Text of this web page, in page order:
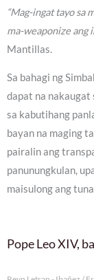
“Mag-ingat tayo sa
ma-weaponize ang
Mantillas.
Sa bahagi ng
dapat na
sa kabutihang
bayan na maging
pairalin ang
panunungkulan,
maisulong ang
Pope Leo XIV,